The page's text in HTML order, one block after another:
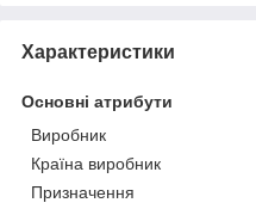
Характеристики
Основні атрибути
Виробник
Країна виробник
Призначення